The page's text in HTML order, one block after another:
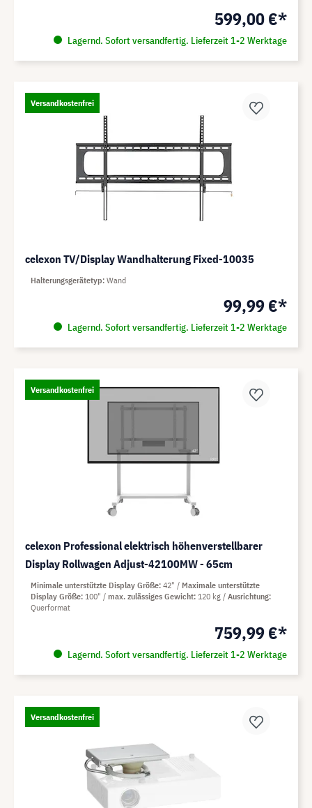
599,00 €*
Lagernd. Sofort versandfertig. Lieferzeit 1-2 Werktage
Versandkostenfrei
celexon TV/Display Wandhalterung Fixed-10035
99,99 €*
Lagernd. Sofort versandfertig. Lieferzeit 1-2 Werktage
Halterungsgerätetyp Wand
Versandkostenfrei
celexon Professional elektrisch höhenverstellbarer
Display Rollwagen Adjust-42100MW - 65cm
759,99 €*
Lagernd. Sofort versandfertig. Lieferzeit 1-2 Werktage
Minimale unterstützte Display Größe 42"
Maximale unterstützte
Display Größe 100" max. zulässiges Gewicht 120 kg
Ausrichtung
Querformat
Versandkostenfrei